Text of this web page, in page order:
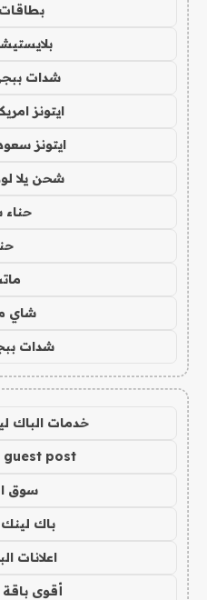
بطاقات
شدات
ايتونز
ايتونز
شحن يلا
حناء
شاي
شدات
خدمات الباك
guest post مقال ضيف
سوق
باك لينك
اعلانات
أقوى